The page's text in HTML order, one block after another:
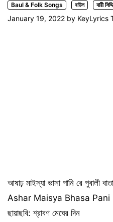
Baul & Folk Songs বাউল বারী
January 19, 2022 by KeyLyrics
আষাঢ় মাইস্যা ভাসা পানি রে পুবালী
Ashar Maisya Bhasa Pani
ছায়াছবি: শ্রাবণ মেঘের দিন